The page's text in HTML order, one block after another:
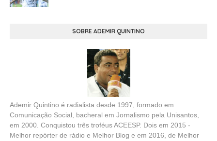
SOBRE ADEMIR QUINTINO
Ademir Quintino é radialista desde 1997, formado em
Comunicação Social, bacheral em Jornalismo pela Unisantos,
em 2000. Conquistou três troféus ACEESP. Dois em 2015 -
Melhor repórter de rádio e Melhor Blog e em 2016, de Melhor